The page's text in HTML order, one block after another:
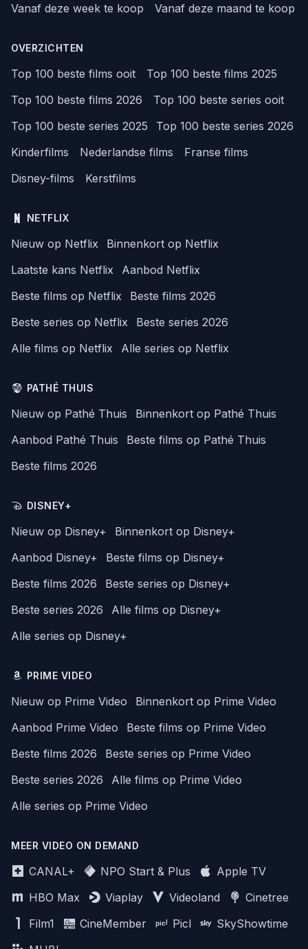
Vanaf deze week te koop
Vanaf deze maand te koop
OVERZICHTEN
Top 100 beste films ooit
Top 100 beste films 2025
Top 100 beste films 2026
Top 100 beste series ooit
Top 100 beste series 2025
Top 100 beste series 2026
Kinderfilms
Nederlandse films
Franse films
Disney-films
Kerstfilms
NETFLIX
Nieuw op Netflix
Binnenkort op Netflix
Laatste kans Netflix
Aanbod Netflix
Beste films op Netflix
Beste films 2026
Beste series op Netflix
Beste series 2026
Alle films op Netflix
Alle series op Netflix
PATHÉ THUIS
Nieuw op Pathé Thuis
Binnenkort op Pathé Thuis
Aanbod Pathé Thuis
Beste films op Pathé Thuis
Beste films 2026
DISNEY+
Nieuw op Disney+
Binnenkort op Disney+
Aanbod Disney+
Beste films op Disney+
Beste films 2026
Beste series op Disney+
Beste series 2026
Alle films op Disney+
Alle series op Disney+
PRIME VIDEO
Nieuw op Prime Video
Binnenkort op Prime Video
Aanbod Prime Video
Beste films op Prime Video
Beste films 2026
Beste series op Prime Video
Beste series 2026
Alle films op Prime Video
Alle series op Prime Video
MEER VIDEO ON DEMAND
CANAL+ NPO Start & Plus
Apple TV
HBO Max
Viaplay Videoland
Cinetree
Film1
CineMember Picl
SkyShowtime